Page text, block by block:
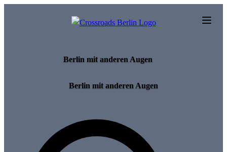
Berlin mit anderen Augen
Berlin mit anderen Augen